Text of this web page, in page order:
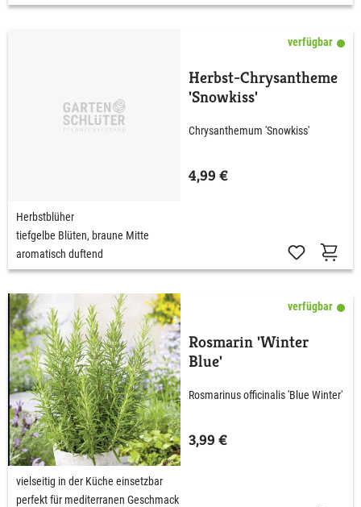
verfügbar
Herbst-Chrysantheme
'Snowkiss'
Chrysanthemum 'Snowkiss'
4,99 €
Herbstblüher
tiefgelbe Blüten, braune Mitte
aromatisch duftend
verfügbar
Rosmarin 'Winter
Blue'
Rosmarinus officinalis 'Blue Winter'
3,99 €
vielseitig in der Küche einsetzbar
perfekt für mediterranen Geschmack